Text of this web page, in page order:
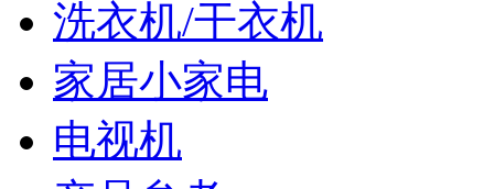
洗衣机/干衣机
家居小家电
电视机